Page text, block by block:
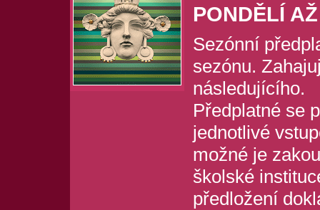
PONDĚLÍ
Sezónní
sezónu.
následujícího.
Předplatné se
jednotlivé
možné je
školské
předložení